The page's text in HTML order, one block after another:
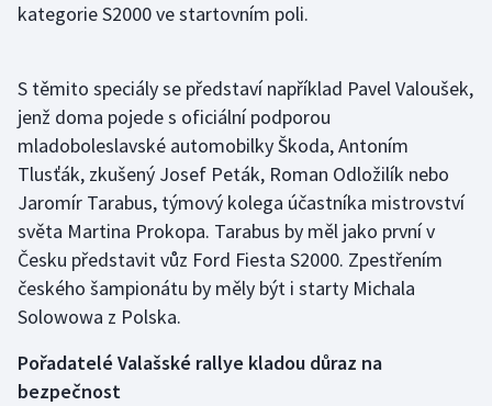
Lyže a snowboard
Motorsport
Olympijské hry
Parasport
Plavání
Plážový volejbal
Ragby
kategorie S2000 ve startovním poli.
S těmito speciály se představí například Pavel Valoušek,
jenž doma pojede s oficiální podporou
mladoboleslavské automobilky Škoda, Antoním
Tlusťák, zkušený Josef Peták, Roman Odložilík nebo
Jaromír Tarabus, týmový kolega účastníka mistrovství
světa Martina Prokopa. Tarabus by měl jako první v
Česku představit vůz Ford Fiesta S2000. Zpestřením
českého šampionátu by měly být i starty Michala
Solowowa z Polska.
Pořadatelé Valašské rallye kladou důraz na
bezpečnost